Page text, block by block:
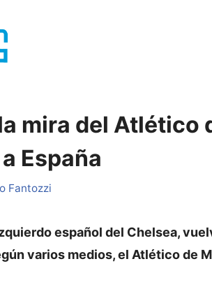
mira del Atlético
España
Fantozzi
español del Chelsea,
varios medios, el Atlético de